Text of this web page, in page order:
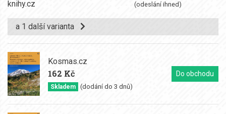
(odeslání ihned)
a 1 další varianta
Kosmas.cz
162 Kč
Skladem (dodání do 3 dnů)
Do obchodu